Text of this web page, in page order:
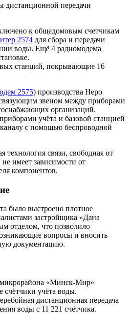
дистанционной передачи
к общедомовым счетчикам
2574 для сбора и передачи
воды. Ещё 4 радиомодема
станций, покрывающие 16
2575) производства Неро
звеном между приборами
организаций.
учёта и базовой станцией
с помощью беспроводной
технология связи, свободная от
имеет зависимости от
компонентов.
было выстроено плотное
застройщика «Дана
отделом, что позволило
вопросы и вносить
документацию.
«Минск-Мир»
счётчики учёта воды.
дистанционная передача
воды с 11 221 счётчика.